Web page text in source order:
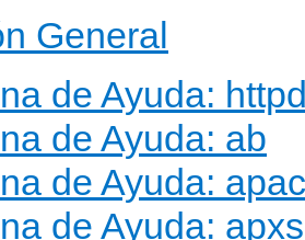
General
de Ayuda:
de Ayuda: ab
de Ayuda:
de Ayuda: apxs